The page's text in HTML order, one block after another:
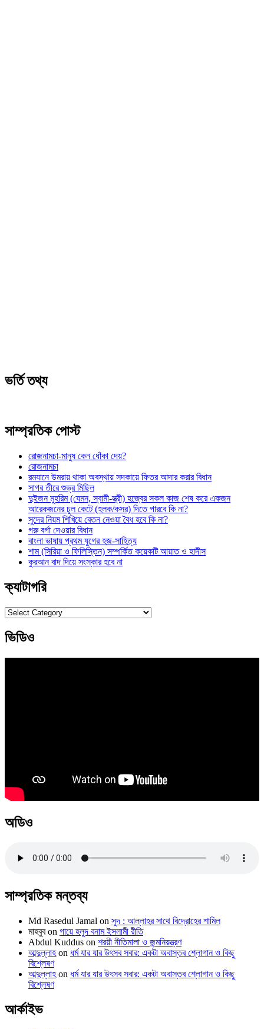
ভর্তি তথ্য
সাম্প্রতিক পোস্ট
রোজনামচা-মানুষ কেন ধোঁকা দেয়?
রোজনামচা
রমযানে উমরায় থাকা অবস্থায় সদকায়ে ফিতর আদার করার বিধান
সাগর তীরে শুভ্র মিছিল
দুইজন মুহরিম (যেমন, স্বামী-স্ত্রী) হজ্বের সকল কাজ শেষ করে একজন
আরেকজনের চুল কেটে (হলক/কসর) দিতে পারবে কি না?
সুদের নিয়ম শিখিয়ে বেতন নেওয়া বৈধ হবে কি না?
গরু বর্গা দেওয়ার বিধান
বাংলা ভাষায় প্রথম যুগের হজ-সাহিত্য
শাম (সিরিয়া ও ফিলিস্তিন) সম্পর্কিত কয়েকটি আয়াত ও হাদীস
কুরআন বাদ দিয়ে সংস্কার হবে না
ক্যাটাগরি
ক্যাটাগরি
ভিডিও
অডিও
সাম্প্রতিক মন্তব্য
Md Rasedul Jamal on সুদ : আল্লাহর সাথে বিদ্রোহের শামিল
মাহবুবon গায়ে হলুদ বনাম ইসলামী রীতি
Abdul Kuddus on শরয়ী নীতিমালা ও জন্মনিয়ন্ত্রণ
আব্দুল্লাহon ধর্ম যার যার উৎসব সবার: একটা অবাস্তব শ্লোগান ও কিছু
বিশ্লেষণ
আব্দুল্লাহon ধর্ম যার যার উৎসব সবার: একটা অবাস্তব শ্লোগান ও কিছু
বিশ্লেষণ
আর্কাইভ